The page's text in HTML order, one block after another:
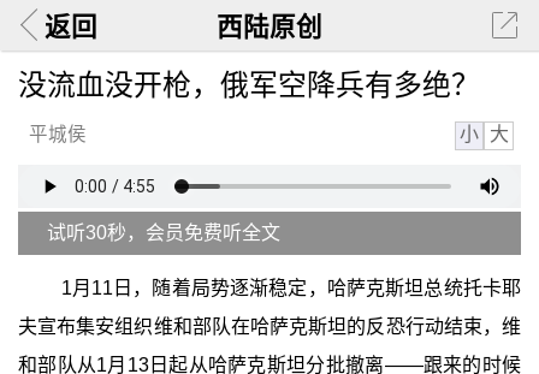
返回 西陆原创
没流血没开枪，俄军空降兵有多绝？
平城侯 小 大
试听30秒，会员免费听全文
1月11日，随着局势逐渐稳定，哈萨克斯坦总统托卡耶
夫宣布集安组织维和部队在哈萨克斯坦的反恐行动结束，维
和部队从1月13日起从哈萨克斯坦分批撤离——跟来的时候